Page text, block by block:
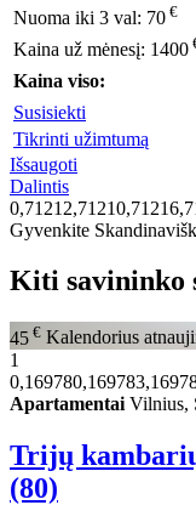
Nuoma iki 3 val: 70 €
Kaina už mėnesį: 1400
Kaina viso:
Susisiekti
Tikrinti užimtumą
Išsaugoti
Dalintis
Gyvenkite
Kiti savininko
45 € Kalendorius
1
Apartamentai Vilnius,
Trijų
(80)